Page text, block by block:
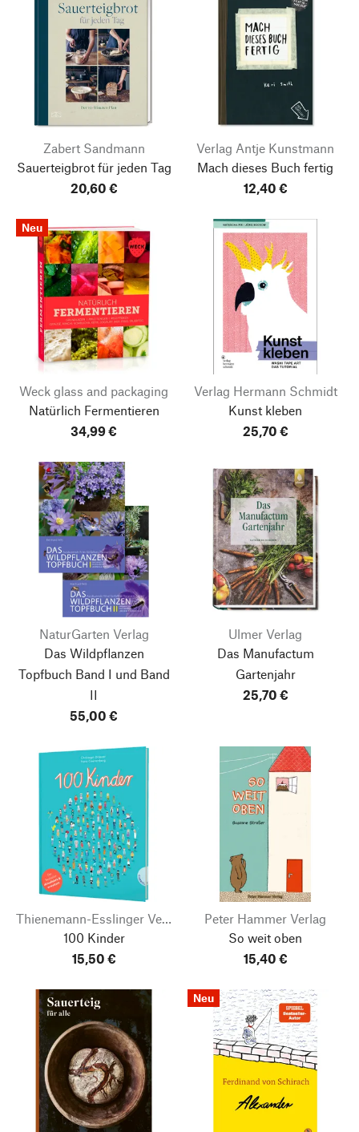
Zabert Sandmann
Sauerteigbrot für jeden Tag
20,60 €
Verlag Antje Kunstmann
Mach dieses Buch fertig
12,40 €
Neu
Weck glass and packaging
Natürlich Fermentieren
34,99 €
Verlag Hermann Schmidt
Kunst kleben
25,70 €
NaturGarten Verlag
Das Wildpflanzen
Topfbuch Band I und Band
II
55,00 €
Ulmer Verlag
Das Manufactum
Gartenjahr
25,70 €
Thienemann-Esslinger Verlag
100 Kinder
15,50 €
Peter Hammer Verlag
So weit oben
15,40 €
Neu